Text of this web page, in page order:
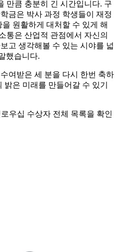
만큼 충분히 긴 시간입니다. 구
금은 박사 과정 학생들이 재정
원활하게 대처할 수 있게 해
통은 산업적 관점에서 자신의
고 생각해볼 수 있는 시야를 넓
했습니다.
여받은 세 분을 다시 한번 축하
은 미래를 만들어갈 수 있기
우십 수상자 전체 목록을 확인